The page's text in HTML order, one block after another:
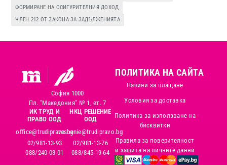
ФОРМИРАНЕ НА ОСИГУРИТЕЛНИЯ ДОХОД
ЧЛЕН 212 ОТ ЗАКОНА ЗА ЗАДЪЛЖЕНИЯТА
София 1000
Пл. "Македония" № 1, ет. 7
ИК ТРУД И
ПРАВО ООД
office@trudipravo.bg
02/981-13-93
088/240-03-01
НКЦ РЕШЕНИЕ
ООД
reshenie@trudipravo.bg
02/981-13-76
088/845-19-64
ПОЛИТИКА НА САЙТА
Начини за плащане
Условия за доставка
Политика за използване на
бисквитки
Правила за поверителност
и защита на личните данни